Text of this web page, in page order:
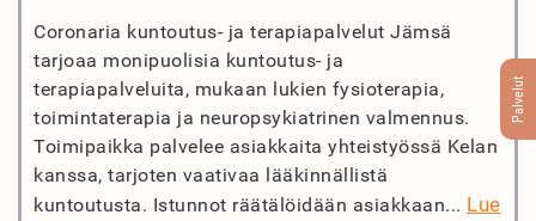
Palvelut
Coronaria kuntoutus- ja terapiapalvelut Jämsä
tarjoaa monipuolisia kuntoutus- ja
terapiapalveluita, mukaan lukien fysioterapia,
toimintaterapia ja neuropsykiatrinen valmennus.
Toimipaikka palvelee asiakkaita yhteistyössä Kelan
kanssa, tarjoten vaativaa lääkinnällistä
kuntoutusta. Istunnot räätälöidään asiakkaan... Lue